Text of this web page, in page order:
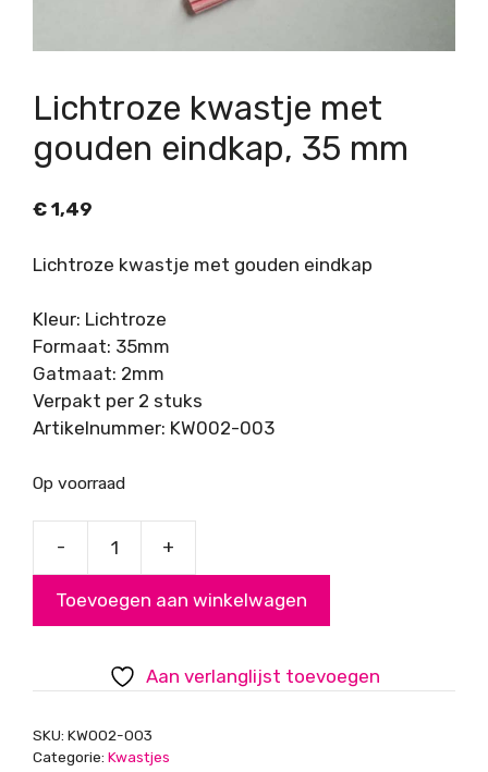
Lichtroze kwastje met
gouden eindkap, 35 mm
€ 1,49
Lichtroze kwastje met gouden eindkap
Kleur: Lichtroze
Formaat: 35mm
Gatmaat: 2mm
Verpakt per 2 stuks
Artikelnummer: KW002-003
Op voorraad
-
met
eindkap,
35
+
Toevoegen aan winkelwagen
Aan verlanglijst toevoegen
SKU: KW002-003
Categorie: Kwastjes